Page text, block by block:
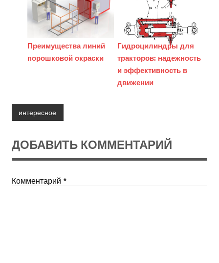
Преимущества линий
порошковой окраски
Гидроцилиндры для
тракторов: надежность
и эффективность в
движении
интересное
ДОБАВИТЬ КОММЕНТАРИЙ
Комментарий *